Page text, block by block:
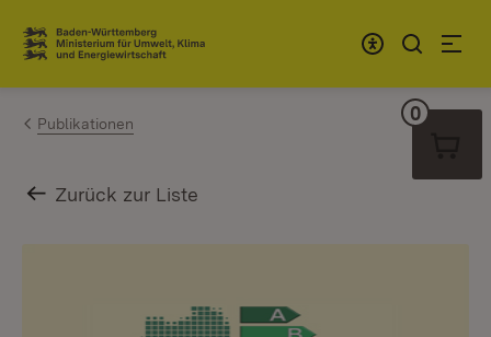
Zum Inhalt springen
Link zur Startseite
Publikationen
Zurück zur Liste
0